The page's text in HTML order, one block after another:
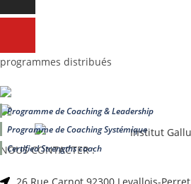
programmes distribués
Programme de Coaching & Leadership
Programme de Coaching Systémique
Certified Strengths coach
NOUS CONTACTER :